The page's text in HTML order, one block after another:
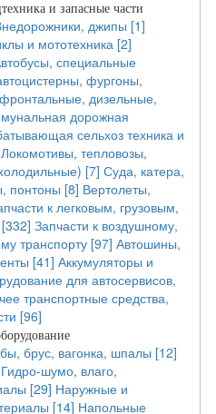
и запасные части
джипы [1]
и мототехника [2]
специальные
фургоны,
дизельные,
дорожная
сельхоз техника и
Локомотивы, тепловозы,
[7] Суда, катера,
понтоны [8] Вертолеты,
к легковым, грузовым,
Запчасти к воздушному,
транспорту [97] Автошины,
[41] Аккумуляторы и
для автосервисов,
транспортные средства,
[96]
брус, вагонка, шпалы [12]
Гидро-шумо, влаго,
[29] Наружные и
[14] Напольные